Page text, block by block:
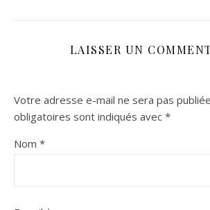
LAISSER UN
Votre adresse e-mail ne sera pas
obligatoires sont indiqués avec *
Nom *